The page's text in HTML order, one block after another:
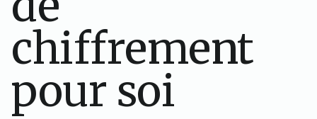
chiffrement
pour soi